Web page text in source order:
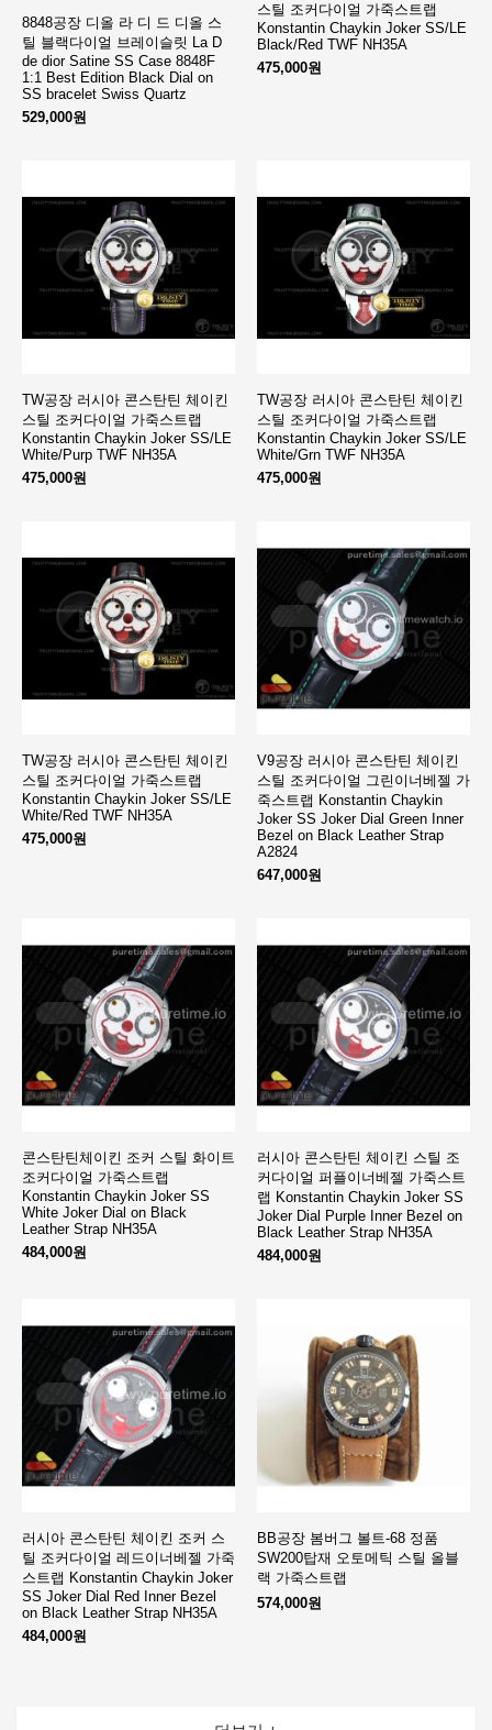
8848공장 디올 라 디 드 디올 스
틸 블랙다이얼 브레이슬릿 La D
de dior Satine SS Case 8848F
1:1 Best Edition Black Dial on
SS bracelet Swiss Quartz
529,000원
스틸 조커다이얼 가죽스트랩
Konstantin Chaykin Joker SS/LE
Black/Red TWF NH35A
475,000원
TW공장 러시아 콘스탄틴 체이킨
스틸 조커다이얼 가죽스트랩
Konstantin Chaykin Joker SS/LE
White/Purp TWF NH35A
475,000원
TW공장 러시아 콘스탄틴 체이킨
스틸 조커다이얼 가죽스트랩
Konstantin Chaykin Joker SS/LE
White/Grn TWF NH35A
475,000원
TW공장 러시아 콘스탄틴 체이킨
스틸 조커다이얼 가죽스트랩
Konstantin Chaykin Joker SS/LE
White/Red TWF NH35A
475,000원
V9공장 러시아 콘스탄틴 체이킨
스틸 조커다이얼 그린이너베젤 가
죽스트랩 Konstantin Chaykin
Joker SS Joker Dial Green Inner
Bezel on Black Leather Strap
A2824
647,000원
콘스탄틴체이킨 조커 스틸 화이트
조커다이얼 가죽스트랩
Konstantin Chaykin Joker SS
White Joker Dial on Black
Leather Strap NH35A
484,000원
러시아 콘스탄틴 체이킨 스틸 조
커다이얼 퍼플이너베젤 가죽스트
랩 Konstantin Chaykin Joker SS
Joker Dial Purple Inner Bezel on
Black Leather Strap NH35A
484,000원
러시아 콘스탄틴 체이킨 조커 스
틸 조커다이얼 레드이너베젤 가죽
스트랩 Konstantin Chaykin Joker
SS Joker Dial Red Inner Bezel
on Black Leather Strap NH35A
484,000원
BB공장 봄버그 볼트-68 정품
SW200탑재 오토메틱 스틸 올블
랙 가죽스트랩
574,000원